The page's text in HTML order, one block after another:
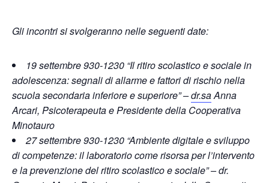
Gli incontri si svolgeranno nelle seguenti date:
19 settembre930-1230 “Il ritiro scolastico e sociale in
adolescenza: segnali di allarme e fattori di rischio nella
scuola secondaria inferiore e superiore” –dr.saAnna
Arcari, Psicoterapeuta e Presidente della Cooperativa
Minotauro
27 settembre930-1230 “Ambiente digitale e sviluppo
di competenze: il laboratorio come risorsa per l’intervento
e la prevenzione del ritiro scolastico e sociale” – dr.